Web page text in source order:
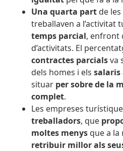
Una quarta part de
treballaven a l’activitat
temps parcial, enfront
d’activitats. El
contractes parcialsva
dels homes i elssalaris
situar per sobre de la
complet.
Les empreses
treballadors, que
moltes menys que a la
retribuir millor als